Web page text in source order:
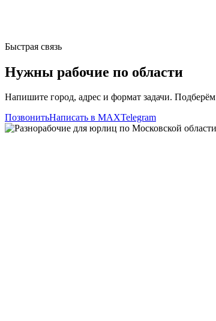
Быстрая связь
Нужны рабочие по области
Напишите город, адрес и формат задачи.
ПозвонитьНаписать в MAXTelegram